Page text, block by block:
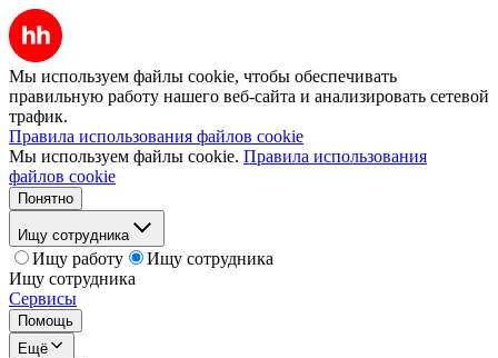
Мы используем файлы cookie, чтобы обеспечивать
правильную работу нашего веб-сайта и анализировать сетевой
трафик.
Правила использования файлов cookie
Мы используем файлы cookie. Правила использования
файлов cookie
Понятно
Ищу сотрудника
Ищу работу
Ищу сотрудника
Ищу сотрудника
Сервисы
Помощь
Ещё